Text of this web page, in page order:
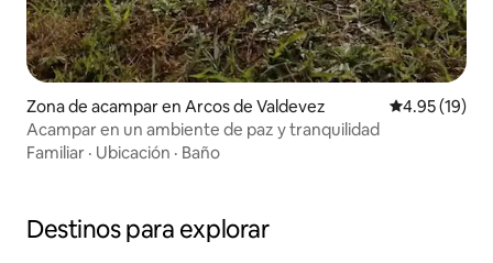
Zona de acampar en Arcos de Valdevez Calificación
4.95 (19)
Acampar en un ambiente de paz y tranquilidad
Familiar · Ubicación · Baño
Destinos para explorar